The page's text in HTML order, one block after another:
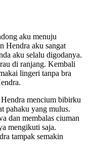
aku menuju
Hendra aku sangat
aku selalu digodanya.
di ranjang. Kembali
lingeri tanpa bra
mencium bibirku
pahaku yang mulus.
dan membalas ciuman
mengikuti saja.
tampak semakin